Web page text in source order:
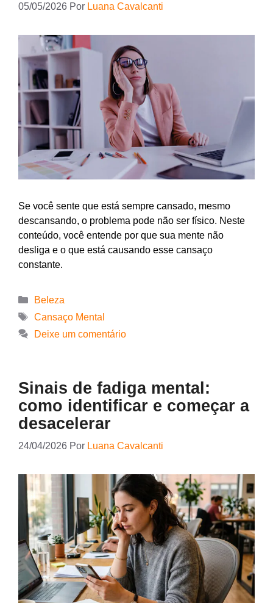
05/05/2026 Por Luana Cavalcanti
Se você sente que está sempre cansado, mesmo
descansando, o problema pode não ser físico. Neste
conteúdo, você entende por que sua mente não
desliga e o que está causando esse cansaço
constante.
Beleza
Cansaço Mental
Deixe um comentário
Sinais de fadiga mental:
como identificar e começar a
desacelerar
24/04/2026 Por Luana Cavalcanti